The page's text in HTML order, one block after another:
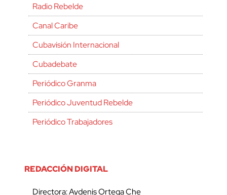
Radio Rebelde
Canal Caribe
Cubavisión Internacional
Cubadebate
Periódico Granma
Periódico Juventud Rebelde
Periódico Trabajadores
REDACCIÓN DIGITAL
Directora: Aydenis Ortega Che